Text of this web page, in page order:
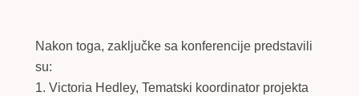
Nakon toga, zaključke sa konferencije predstavili
su:
1. Victoria Hedley, Tematski koordinator projekta